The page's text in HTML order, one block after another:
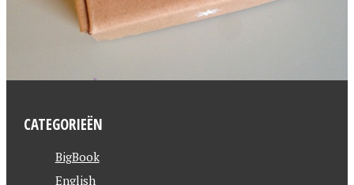
CATEGORIEËN
BigBook
English